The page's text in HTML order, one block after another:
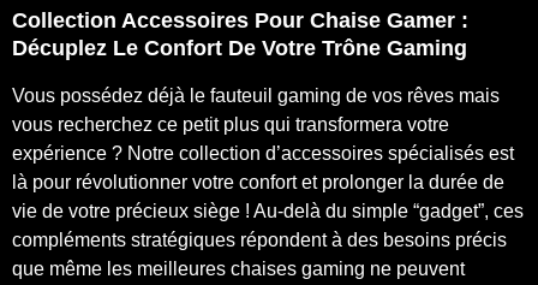
Collection Accessoires Pour Chaise Gamer :
Décuplez Le Confort De Votre Trône Gaming
Vous possédez déjà le fauteuil gaming de vos rêves mais
vous recherchez ce petit plus qui transformera votre
expérience ? Notre collection d’accessoires spécialisés est
là pour révolutionner votre confort et prolonger la durée de
vie de votre précieux siège ! Au-delà du simple “gadget”, ces
compléments stratégiques répondent à des besoins précis
que même les meilleures chaises gaming ne peuvent